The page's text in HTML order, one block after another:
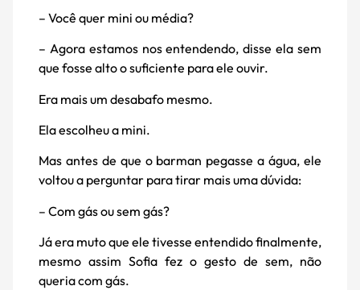
– Você quer mini ou média?
– Agora estamos nos entendendo, disse ela sem
que fosse alto o suficiente para ele ouvir.
Era mais um desabafo mesmo.
Ela escolheu a mini.
Mas antes de que o barman pegasse a água, ele
voltou a perguntar para tirar mais uma dúvida:
– Com gás ou sem gás?
Já era muto que ele tivesse entendido finalmente,
mesmo assim Sofia fez o gesto de sem, não
queria com gás.